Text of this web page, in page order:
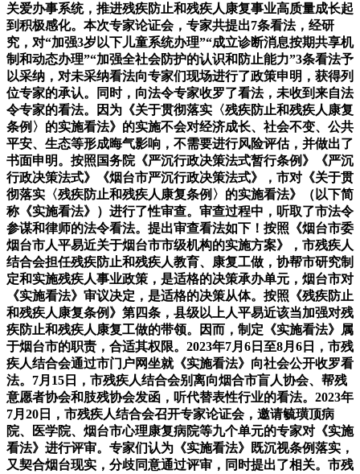
关爱办事系统，推进残疾防止和残疾人康复事业高质量成长起
到积极感化。本次专家论证会，专家共提出7条看法，经研
究，对“加强3岁以下儿童系统办理”“成立诊断消息按期共享机
制和动态办理”“加强全社会防护的认识和防止能力”3条看法予
以采纳，对未采纳看法向专家们现场进行了政策申明，获得列
位专家的承认。同时，向法令专家收罗了看法，未收到来自法
令专家的看法。因为《关于贯彻落实〈残疾防止和残疾人康复
条例〉的实施看法》的实施不会对经济成长、社会不变、公共
平安、生态等形成晦气影响，不需要进行风险评估，并做出了
书面申明。按照国务院《严沉行政决策法式暂行条例》《严沉
行政决策法式》《烟台市严沉行政决策法式》，市对《关于贯
彻落实〈残疾防止和残疾人康复条例〉的实施看法》（以下简
称《实施看法》）进行了性审查。审查过程中，听取了市法令
参谋和律师的法令看法。提出审查看法如下！按照《烟台市委
烟台市人平易近关于烟台市市级机构的实施方案》，市残疾人
结合会担任残疾防止和残疾人教育、康复工做，协帮市研究制
定和实施残疾人事业政策，是适格的决策承办单元，烟台市对
《实施看法》审议决定，是适格的决策从体。按照《残疾防止
和残疾人康复条例》第四条，县级以上人平易近该当加强对残
疾防止和残疾人康复工做的带领。因而，制定《实施看法》属
于烟台市的职责，合适其权限。2023年7月6日至8月6日，市残
疾人结合会通过市门户网坐就《实施看法》向社会公开收罗看
法。7月15日，市残疾人结合会别离向烟合市盲人协会、帮残
意愿者协会和肢残协会发函，听代替表性行业的看法。2023年
7月20日，市残疾人结合会召开专家论证会，邀请毓璜顶病
院、医学院、烟台市心理康复病院等九个单元的专家对《实施
看法》进行评审。专家们认为《实施看法》既沉视条例落实，
又契合烟台现实，分歧同意通过评审，同时提出了相关。市残